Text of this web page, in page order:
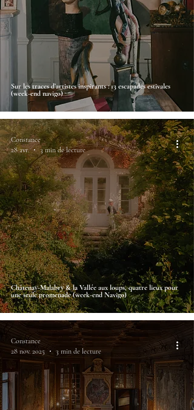
Sur les traces d’artistes inspirants : 13 escapades estivales
(week-end navigo)
Châtenay-Malabry & la Vallée aux loups, quatre lieux pour
une seule promenade (week-end Navigo)
Constance
28 avr.
3 min de lecture
Constance
28 nov. 2025
3 min de lecture